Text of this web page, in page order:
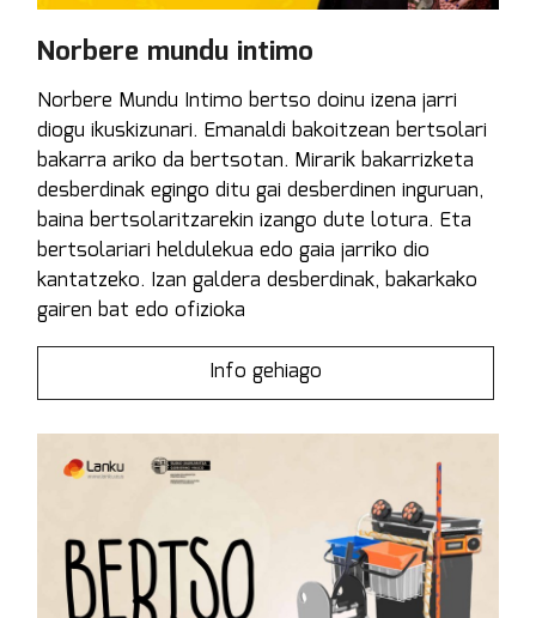
Norbere mundu intimo
Norbere Mundu Intimo bertso doinu izena jarri
diogu ikuskizunari. Emanaldi bakoitzean bertsolari
bakarra ariko da bertsotan. Mirarik bakarrizketa
desberdinak egingo ditu gai desberdinen inguruan,
baina bertsolaritzarekin izango dute lotura. Eta
bertsolariari heldulekua edo gaia jarriko dio
kantatzeko. Izan galdera desberdinak, bakarkako
gairen bat edo ofizioka
Info gehiago